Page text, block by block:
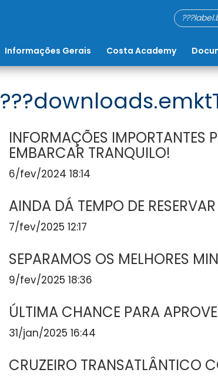
Informações Gerais Costa Academy
INFORMAÇÕES IMPORTANTES
EMBARCAR TRANQUILO!
6/fev/2024 18:14
AINDA DÁ TEMPO DE
7/fev/2025 12:17
SEPARAMOS OS MELHORES
9/fev/2025 18:36
ÚLTIMA CHANCE PARA
31/jan/2025 16:44
CRUZEIRO TRANSATLÂNTICO